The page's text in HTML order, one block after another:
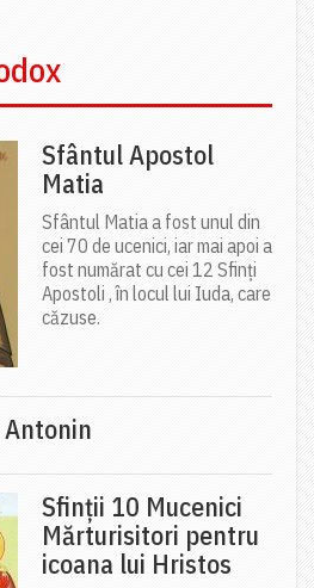
Sfântul Apostol
Matia
Sfântul Matia a fost unul din
cei 70 de ucenici, iar mai apoi a
fost numărat cu cei 12 Sfinți
Apostoli , în locul lui Iuda, care
căzuse.
Sfinții 10 Mucenici
Mărturisitori pentru
icoana lui Hristos